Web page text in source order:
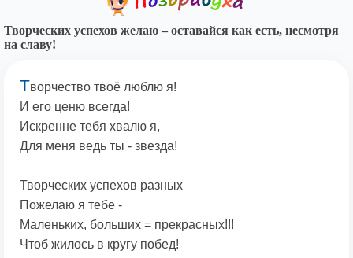
Творческих успехов желаю – оставайся как есть, несмотря
на славу!
Творчество твоё люблю я!
И его ценю всегда!
Искренне тебя хвалю я,
Для меня ведь ты - звезда!
Творческих успехов разных
Пожелаю я тебе -
Маленьких, больших = прекрасных!!!
Чтоб жилось в кругу побед!